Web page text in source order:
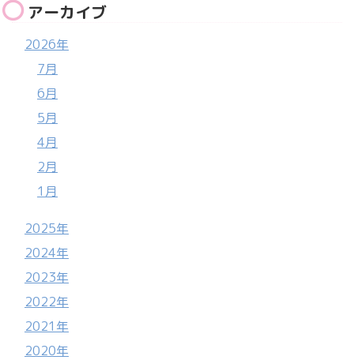
アーカイブ
2026年
7月
6月
5月
4月
2月
1月
2025年
2024年
2023年
2022年
2021年
2020年